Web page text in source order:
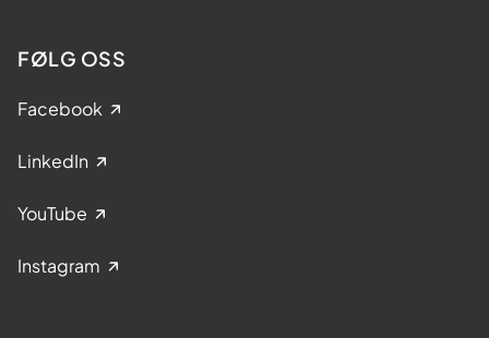
FØLG OSS
Facebook
LinkedIn
YouTube
Instagram